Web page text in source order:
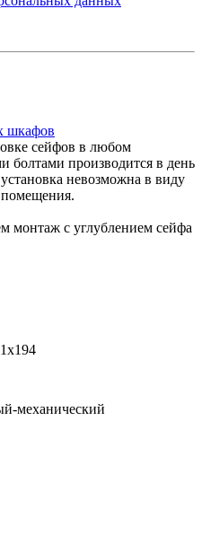
шкафов
сейфов в любом
производится в день
невозможна в виду
помещения.
с углублением сейфа
механический